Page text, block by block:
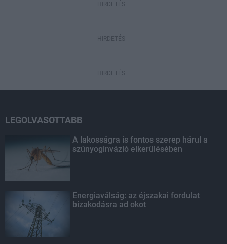
HIRDETÉS
HIRDETÉS
HIRDETÉS
LEGOLVASOTTABB
A lakosságra is fontos szerep hárul a
szúnyoginvázió elkerülésében
Energiaválság: az éjszakai fordulat
bizakodásra ad okot